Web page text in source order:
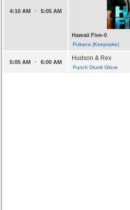
4:10 AM - 5:05 AM
Hawaii Five-0
Pukana (Keepsake)
5:05 AM - 6:00 AM
Hudson & Rex
Punch Drunk Glove